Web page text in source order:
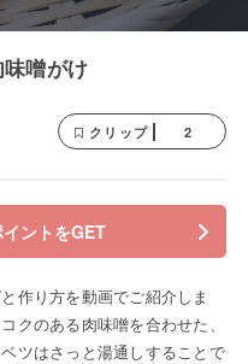
噌がけ
クリップ 2
ントをGET
作り方を動画でご紹介しま
クのある肉味噌を合わせた、
ツはさっと湯通しすることで